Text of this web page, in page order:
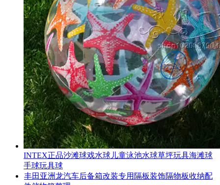
INTEX正品沙滩球戏水球儿童泳池水球草坪玩具海滩球
手球玩具球
丰田亚洲龙汽车后备箱改装专用隔板装饰隔物板收纳配